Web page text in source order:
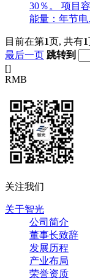
30％。 项目
能量：年节电
目前在第1页, 共有1
最后一页 跳转到
[]
RMB
关注我们
关于智光
公司简介
董事长致辞
发展历程
产业布局
荣誉资质